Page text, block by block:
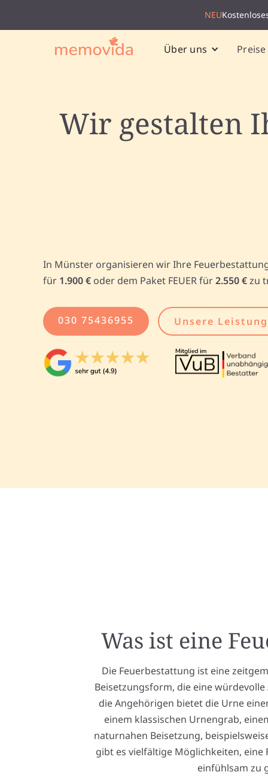
NEU
Über uns Preise
Wir gestalten
In Münster organisieren wir Ihre
für 1.900 € oder dem Paket FEUER für2.550 €zu
030 75436955 Unsere
Was ist eine
Die Feuerbestattung ist eine
Beisetzungsform, die eine
die Angehörigen bietet die Urne
einem klassischen Urnengrab,
naturnahen Beisetzung,
gibt es vielfältige Möglichkeiten,
einfühlsam zu